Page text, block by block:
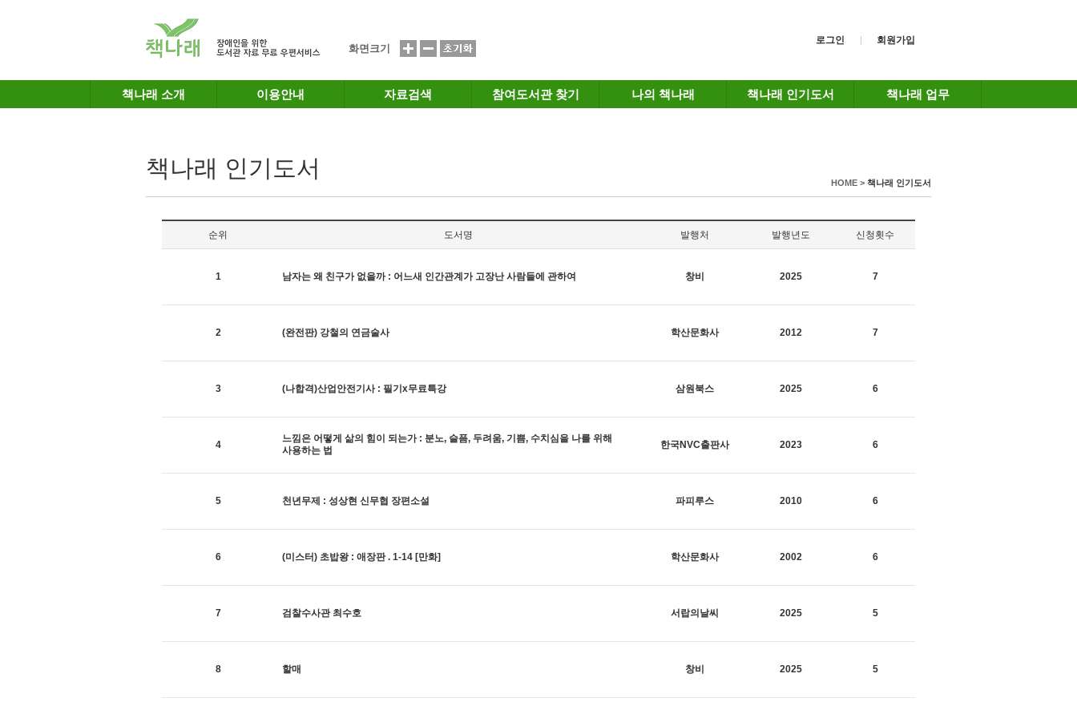
화면크기
로그인 회원가입
책나래 소개 이용안내 자료검색 참여도서관 찾기 나의 책나래 책나래 인기도서 책나래 업무
책나래 인기도서
HOME > 책나래 인기도서
순위 도서명 발행처 발행년도 신청횟수
1 남자는 왜 친구가 없을까 : 어느새 인간관계가 고장난 사람들에 관하여 창비 2025 7
2 (완전판) 강철의 연금술사 학산문화사 2012 7
3 (나합격)산업안전기사 : 필기x무료특강 삼원북스 2025 6
4
느낌은 어떻게 삶의 힘이 되는가 : 분노, 슬픔, 두려움, 기쁨, 수치심을 나를 위해
사용하는 법
한국NVC출판사 2023 6
5 천년무제 : 성상현 신무협 장편소설 파피루스 2010 6
6 (미스터) 초밥왕 : 애장판 . 1-14 [만화] 학산문화사 2002 6
7 검찰수사관 최수호 서랍의날씨 2025 5
8 할매 창비 2025 5